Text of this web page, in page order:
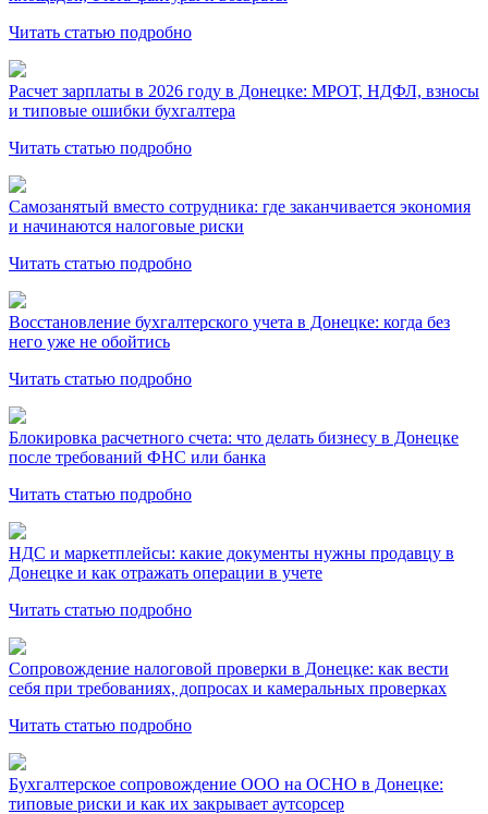
Читать статью подробно
Расчет зарплаты в 2026 году в Донецке: МРОТ, НДФЛ, взносы
и типовые ошибки бухгалтера
Читать статью подробно
Самозанятый вместо сотрудника: где заканчивается экономия
и начинаются налоговые риски
Читать статью подробно
Восстановление бухгалтерского учета в Донецке: когда без
него уже не обойтись
Читать статью подробно
Блокировка расчетного счета: что делать бизнесу в Донецке
после требований ФНС или банка
Читать статью подробно
НДС и маркетплейсы: какие документы нужны продавцу в
Донецке и как отражать операции в учете
Читать статью подробно
Сопровождение налоговой проверки в Донецке: как вести
себя при требованиях, допросах и камеральных проверках
Читать статью подробно
Бухгалтерское сопровождение ООО на ОСНО в Донецке:
типовые риски и как их закрывает аутсорсер